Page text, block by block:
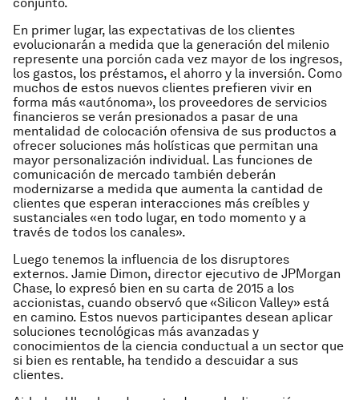
En primer lugar, las expectativas de los clientes
evolucionarán a medida que la generación del milenio
represente una porción cada vez mayor de los ingresos,
los gastos, los préstamos, el ahorro y la inversión. Como
muchos de estos nuevos clientes prefieren vivir en
forma más «autónoma», los proveedores de servicios
financieros se verán presionados a pasar de una
mentalidad de colocación ofensiva de sus productos a
ofrecer soluciones más holísticas que permitan una
mayor personalización individual. Las funciones de
comunicación de mercado también deberán
modernizarse a medida que aumenta la cantidad de
clientes que esperan interacciones más creíbles y
sustanciales «en todo lugar, en todo momento y a
través de todos los canales».
Luego tenemos la influencia de los disruptores
externos. Jamie Dimon, director ejecutivo de JPMorgan
Chase, lo expresó bien en su carta de 2015 a los
accionistas, cuando observó que «Silicon Valley» está
en camino. Estos nuevos participantes desean aplicar
soluciones tecnológicas más avanzadas y
conocimientos de la ciencia conductual a un sector que
si bien es rentable, ha tendido a descuidar a sus
clientes.